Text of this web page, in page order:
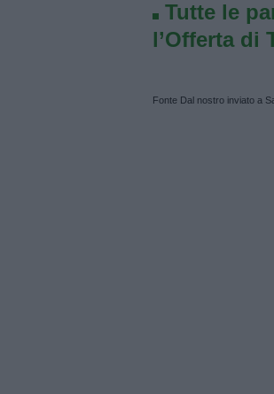
Tutte le
l’Offerta di
Fonte Dal nostro inviato a